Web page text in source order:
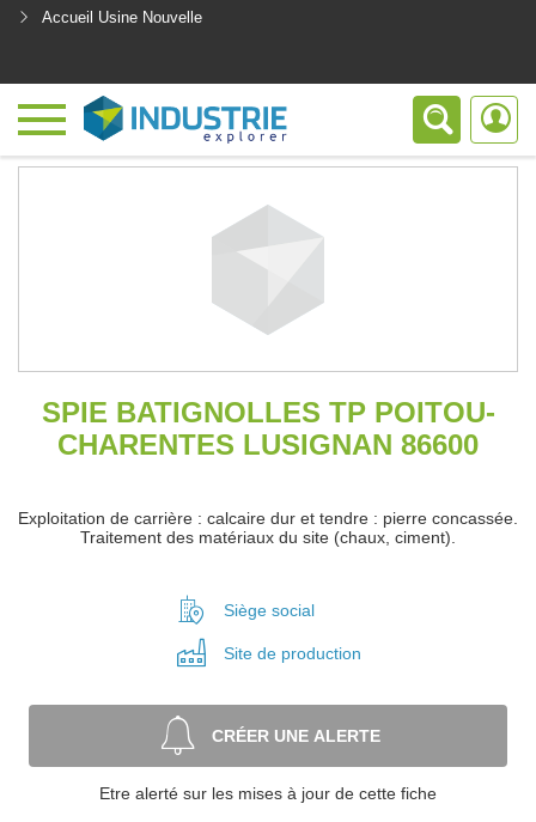
Accueil Usine Nouvelle
SPIE BATIGNOLLES TP POITOU-
CHARENTES LUSIGNAN 86600
Exploitation de carrière : calcaire dur et tendre : pierre concassée.
Traitement des matériaux du site (chaux, ciment).
Siège social
Site de production
CRÉER UNE ALERTE
Etre alerté sur les mises à jour de cette fiche